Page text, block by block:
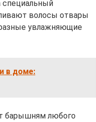
волосы отвары
увлажняющие
в доме:
барышням любого